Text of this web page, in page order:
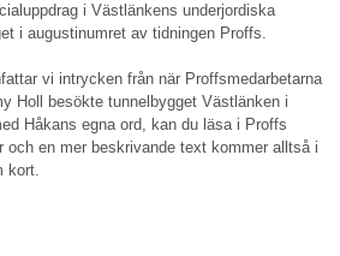
i Västlänkens underjordiska
i augustinumret av tidningen Proffs.
vi intrycken från när Proffsmedarbetarna
Holl besökte tunnelbygget Västlänken i
Håkans egna ord, kan du läsa i Proffs
och en mer beskrivande text kommer alltså i
kort.